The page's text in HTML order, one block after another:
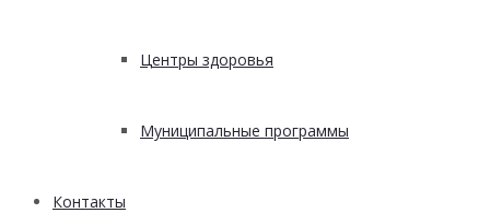
Центры здоровья
Муниципальные программы
Контакты